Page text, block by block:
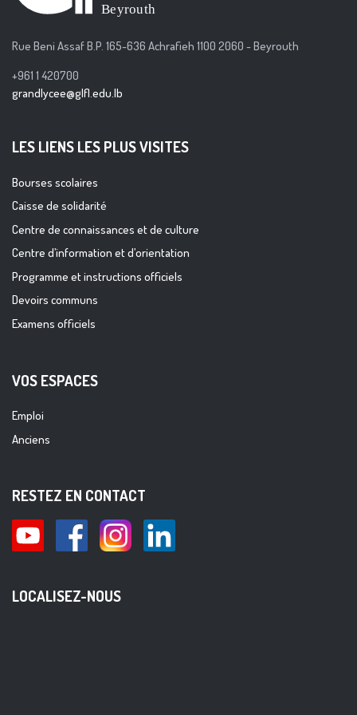
Rue Beni Assaf B.P. 165-636 Achrafieh 1100 2060 - Beyrouth
+961 1 420700
grandlycee@glfl.edu.lb
LES LIENS LES PLUS VISITES
Bourses scolaires
Caisse de solidarité
Centre de connaissances et de culture
Centre d’information et d’orientation
Programme et instructions officiels
Devoirs communs
Examens officiels
VOS ESPACES
Emploi
Anciens
RESTEZ EN CONTACT
LOCALISEZ-NOUS